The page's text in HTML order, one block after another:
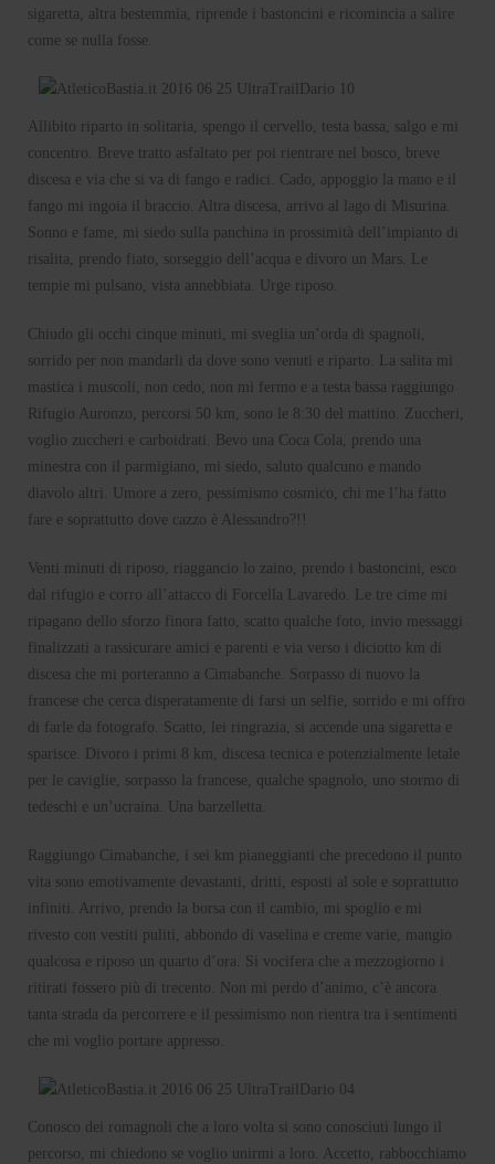
sigaretta, altra bestemmia, riprende i bastoncini e ricomincia a salire
come se nulla fosse.
Allibito riparto in solitaria, spengo il cervello, testa bassa, salgo e mi
concentro. Breve tratto asfaltato per poi rientrare nel bosco, breve
discesa e via che si va di fango e radici. Cado, appoggio la mano e il
fango mi ingoia il braccio. Altra discesa, arrivo al lago di Misurina.
Sonno e fame, mi siedo sulla panchina in prossimità dell’impianto di
risalita, prendo fiato, sorseggio dell’acqua e divoro un Mars. Le
tempie mi pulsano, vista annebbiata. Urge riposo.
Chiudo gli occhi cinque minuti, mi sveglia un’orda di spagnoli,
sorrido per non mandarli da dove sono venuti e riparto. La salita mi
mastica i muscoli, non cedo, non mi fermo e a testa bassa raggiungo
Rifugio Auronzo, percorsi 50 km, sono le 8:30 del mattino. Zuccheri,
voglio zuccheri e carboidrati. Bevo una Coca Cola, prendo una
minestra con il parmigiano, mi siedo, saluto qualcuno e mando
diavolo altri. Umore a zero, pessimismo cosmico, chi me l’ha fatto
fare e soprattutto dove cazzo è Alessandro?!!
Venti minuti di riposo, riaggancio lo zaino, prendo i bastoncini, esco
dal rifugio e corro all’attacco di Forcella Lavaredo. Le tre cime mi
ripagano dello sforzo finora fatto, scatto qualche foto, invio messaggi
finalizzati a rassicurare amici e parenti e via verso i diciotto km di
discesa che mi porteranno a Cimabanche. Sorpasso di nuovo la
francese che cerca disperatamente di farsi un selfie, sorrido e mi offro
di farle da fotografo. Scatto, lei ringrazia, si accende una sigaretta e
sparisce. Divoro i primi 8 km, discesa tecnica e potenzialmente letale
per le caviglie, sorpasso la francese, qualche spagnolo, uno stormo di
tedeschi e un’ucraina. Una barzelletta.
Raggiungo Cimabanche, i sei km pianeggianti che precedono il punto
vita sono emotivamente devastanti, dritti, esposti al sole e soprattutto
infiniti. Arrivo, prendo la borsa con il cambio, mi spoglio e mi
rivesto con vestiti puliti, abbondo di vaselina e creme varie, mangio
qualcosa e riposo un quarto d’ora. Si vocifera che a mezzogiorno i
ritirati fossero più di trecento. Non mi perdo d’animo, c’è ancora
tanta strada da percorrere e il pessimismo non rientra tra i sentimenti
che mi voglio portare appresso.
Conosco dei romagnoli che a loro volta si sono conosciuti lungo il
percorso, mi chiedono se voglio unirmi a loro. Accetto, rabbocchiamo